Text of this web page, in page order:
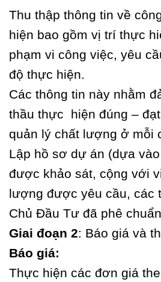
Thu thập thông tin về
hiện bao gồm vị trí thực
phạm vi công việc, yêu
độ thực hiện.
Các thông tin này nhằm
thầu thực hiện đúng –
quản lý chất lượng ở mỗi
Lập hồ sơ dự án (dựa
được khảo sát, cộng với
lượng được yêu cầu, các
Chủ Đầu Tư đã phê
Giai đoạn 2: Báo giá và
Báo giá:
Thực hiện các đơn giá